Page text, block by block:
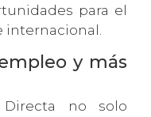
para el
internacional.
y más
Directa no solo